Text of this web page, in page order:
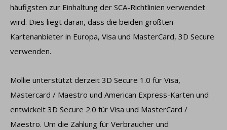
häufigsten zur Einhaltung der SCA-Richtlinien verwendet
wird. Dies liegt daran, dass die beiden größten
Kartenanbieter in Europa, Visa und MasterCard, 3D Secure
verwenden.
Mollie unterstützt derzeit 3D Secure 1.0 für Visa,
Mastercard / Maestro und American Express-Karten und
entwickelt 3D Secure 2.0 für Visa und MasterCard /
Maestro. Um die Zahlung für Verbraucher und